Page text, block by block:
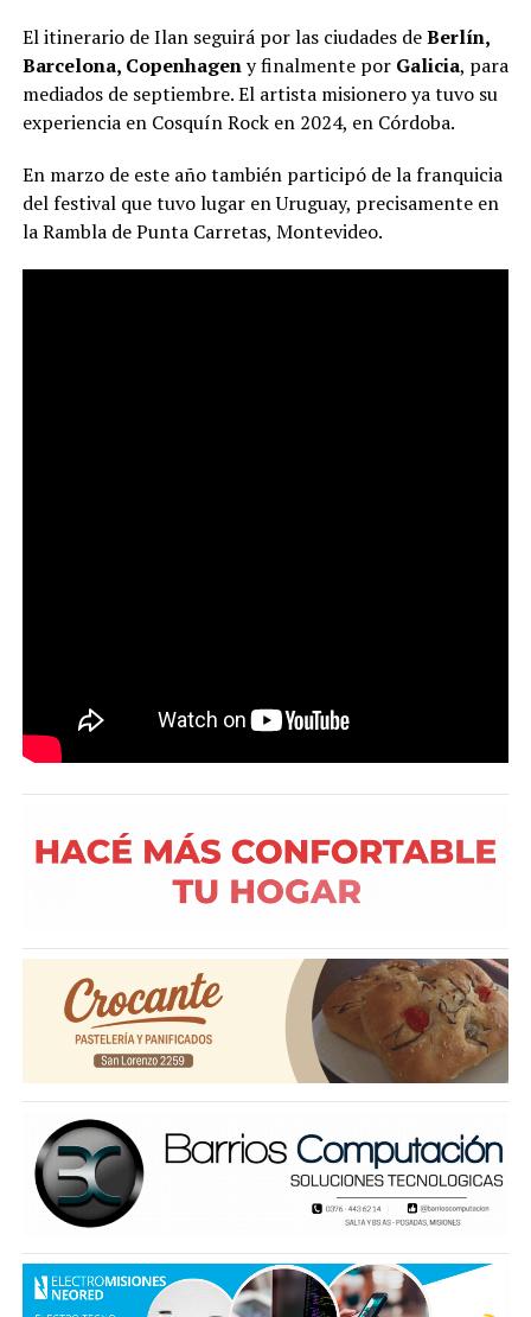
El itinerario de Ilan seguirá por las ciudades deBerlín,
Barcelona, Copenhageny finalmente por Galicia, para
mediados de septiembre. El artista misionero ya tuvo su
experiencia en Cosquín Rock en 2024, en Córdoba.
En marzo de este año también participó de la franquicia
del festival que tuvo lugar en Uruguay, precisamente en
la Rambla de Punta Carretas, Montevideo.